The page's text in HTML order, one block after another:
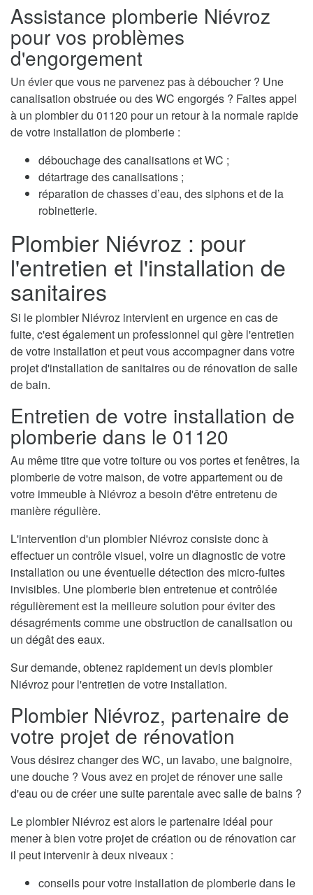
Assistance plomberie Niévroz
pour vos problèmes
d'engorgement
Un évier que vous ne parvenez pas à déboucher ? Une
canalisation obstruée ou des WC engorgés ? Faites appel
à un plombier du 01120 pour un retour à la normale rapide
de votre installation de plomberie :
débouchage des canalisations et WC ;
détartrage des canalisations ;
réparation de chasses d’eau, des siphons et de la
robinetterie.
Plombier Niévroz : pour
l'entretien et l'installation de
sanitaires
Si le plombier Niévroz intervient en urgence en cas de
fuite, c'est également un professionnel qui gère l'entretien
de votre installation et peut vous accompagner dans votre
projet d'installation de sanitaires ou de rénovation de salle
de bain.
Entretien de votre installation de
plomberie dans le 01120
Au même titre que votre toiture ou vos portes et fenêtres, la
plomberie de votre maison, de votre appartement ou de
votre immeuble à Niévroz a besoin d'être entretenu de
manière régulière.
L'intervention d'un plombier Niévroz consiste donc à
effectuer un contrôle visuel, voire un diagnostic de votre
installation ou une éventuelle détection des micro-fuites
invisibles. Une plomberie bien entretenue et contrôlée
régulièrement est la meilleure solution pour éviter des
désagréments comme une obstruction de canalisation ou
un dégât des eaux.
Sur demande, obtenez rapidement un devis plombier
Niévroz pour l'entretien de votre installation.
Plombier Niévroz, partenaire de
votre projet de rénovation
Vous désirez changer des WC, un lavabo, une baignoire,
une douche ? Vous avez en projet de rénover une salle
d'eau ou de créer une suite parentale avec salle de bains ?
Le plombier Niévroz est alors le partenaire idéal pour
mener à bien votre projet de création ou de rénovation car
il peut intervenir à deux niveaux :
conseils pour votre installation de plomberie dans le